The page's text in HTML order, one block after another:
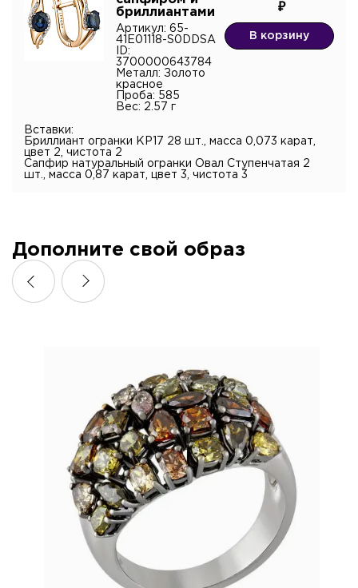
бриллиантами
Артикул: 65-
41E01118-S0DDSA
ID:
3700000643784
Металл: Золото
красное
Проба: 585
Вес: 2.57 г
В корзину
Вставки:
Бриллиант огранки КР17 28 шт., масса 0,073 карат,
цвет 2, чистота 2
Сапфир натуральный огранки Овал Ступенчатая 2
шт., масса 0,87 карат, цвет 3, чистота 3
Дополните свой образ